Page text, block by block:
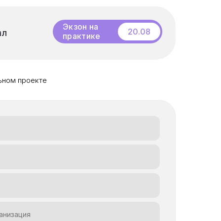
Бесплатный
вебинар
Экзон на
20.08
проекте